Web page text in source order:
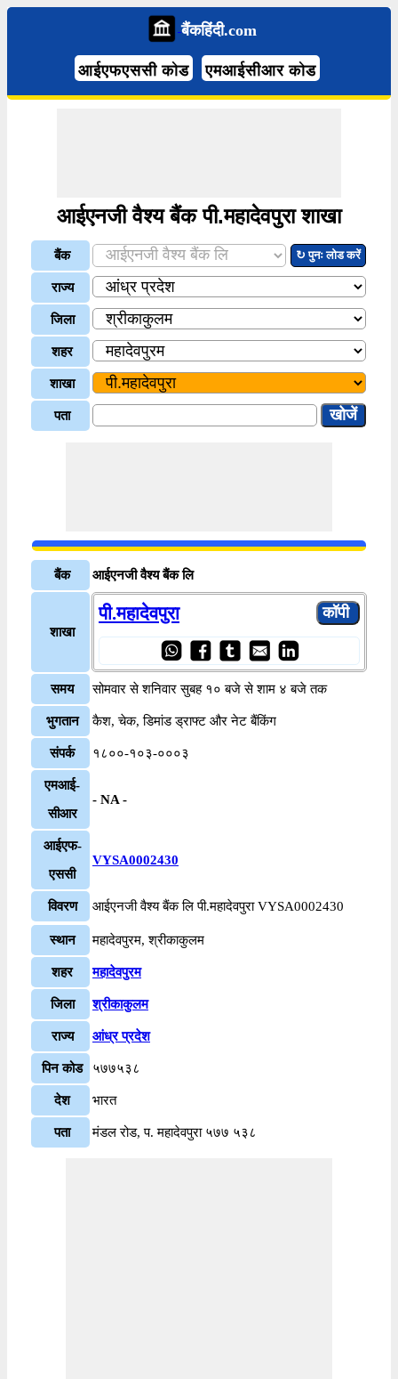
बैंकहिंदी.com
आईएफएससी कोड एमआईसीआर कोड
आईएनजी वैश्य बैंक पी.महादेवपुरा शाखा
बैंक ↻ पुनः लोड करें
राज्य
जिला
शहर
शाखा
पता
बैंक आईएनजी वैश्य बैंक लि
शाखा
पी.महादेवपुरा
समय सोमवार से शनिवार सुबह १० बजे से शाम ४ बजे तक
भुगतान कैश, चेक, डिमांड ड्राफ्ट और नेट बैंकिंग
संपर्क १८००-१०३-०००३
एमआई-
सीआर
- NA -
आईएफ-
एससी
VYSA0002430
विवरण आईएनजी वैश्य बैंक लि पी.महादेवपुरा VYSA0002430
स्थान महादेवपुरम, श्रीकाकुलम
शहर महादेवपुरम
जिला श्रीकाकुलम
राज्य आंध्र प्रदेश
पिन कोड ५७७५३८
देश भारत
पता मंडल रोड, प. महादेवपुरा ५७७ ५३८